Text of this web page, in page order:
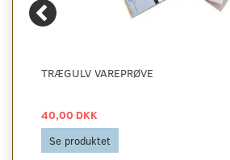
TRÆGULV VAREPRØVE
40,00 DKK
Se produktet